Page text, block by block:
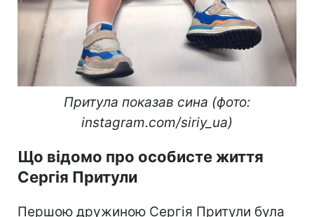
Притула показав сина (фото:
instagram.com/siriy_ua)
Що відомо про особисте життя
Сергія Притули
Першою дружиною Сергія Притули була